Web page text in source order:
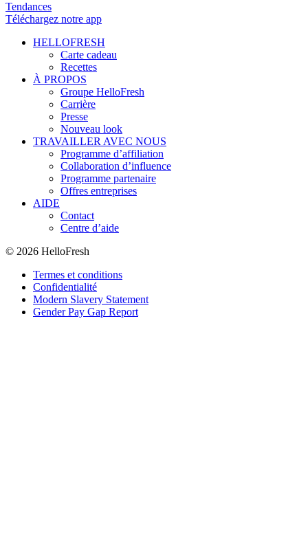
Tendances
Téléchargez notre app
HELLOFRESH
Carte cadeau
Recettes
À PROPOS
Groupe HelloFresh
Carrière
Presse
Nouveau look
TRAVAILLER AVEC NOUS
Programme d’affiliation
Collaboration d’influence
Programme partenaire
Offres entreprises
AIDE
Contact
Centre d’aide
© 2026 HelloFresh
Termes et conditions
Confidentialité
Modern Slavery Statement
Gender Pay Gap Report